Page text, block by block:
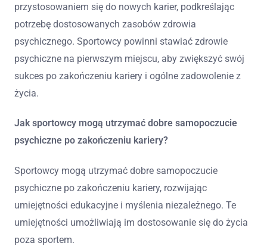
przystosowaniem się do nowych karier, podkreślając
potrzebę dostosowanych zasobów zdrowia
psychicznego. Sportowcy powinni stawiać zdrowie
psychiczne na pierwszym miejscu, aby zwiększyć swój
sukces po zakończeniu kariery i ogólne zadowolenie z
życia.
Jak sportowcy mogą utrzymać dobre samopoczucie
psychiczne po zakończeniu kariery?
Sportowcy mogą utrzymać dobre samopoczucie
psychiczne po zakończeniu kariery, rozwijając
umiejętności edukacyjne i myślenia niezależnego. Te
umiejętności umożliwiają im dostosowanie się do życia
poza sportem.